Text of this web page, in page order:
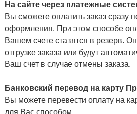
На сайте через платежные
Вы сможете оплатить заказ сразу
оформления. При этом способе
Вашем счете ставятся в резерв.
отгрузке заказа или будут
Ваш счет в случае отмены заказа.
Банковский перевод на карту
Вы можете перевести оплату на
для Вас способом.